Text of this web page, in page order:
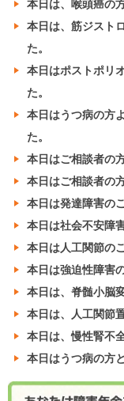
本日は、喉頭癌の
本日は、筋ジスト
た。
本日はポストポリ
た。
本日はうつ病の方
た。
本日はご相談者の
本日はご相談者の
本日は発達障害の
本日は社会不安障
本日は人工関節の
本日は強迫性障害
本日は、脊髄小脳
本日は、人工関節
本日は、慢性腎不
本日はうつ病の方